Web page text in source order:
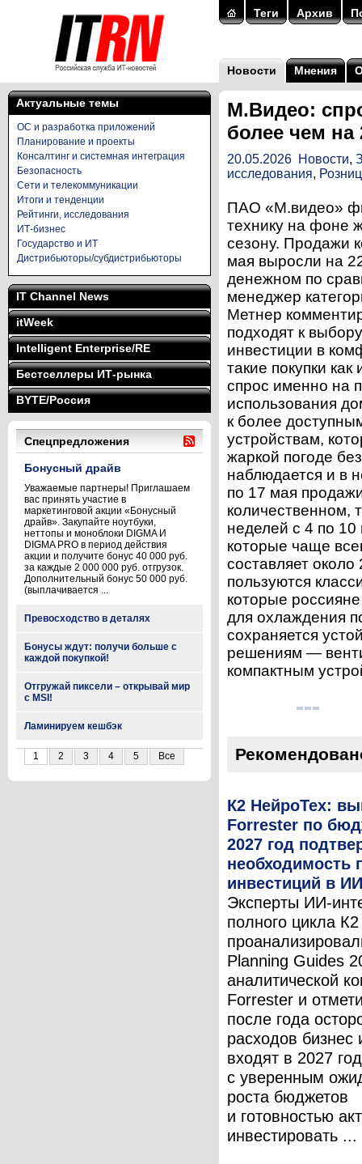
Теги Архив
Новости Мнения
Актуальные темы
ОС и разработка приложений
Планирование и проекты
Консалтинг и системная интеграция
Безопасность
Сети и телекоммуникации
Итоги и тенденции
Рейтинги, исследования
ИТ-бизнес
Государство и ИТ
Дистрибьюторы/субдистрибьюторы
IT Channel News
itWeek
Intelligent Enterprise/RE
Бестселлеры ИТ-рынка
BYTE/Россия
Спецпредложения
Бонусный драйв
Уважаемые партнеры! Приглашаем
вас принять участие в
маркетинговой акции «Бонусный
драйв». Закупайте ноутбуки,
неттопы и моноблоки DIGMA И
DIGMA PRO в период действия
акции и получите бонус 40 000 руб.
за каждые 2 000 000 руб. отгрузок.
Дополнительный бонус 50 000 руб.
(выплачивается ...
Превосходство в деталях
Бонусы ждут: получи больше с
каждой покупкой!
Отгружай пиксели – открывай мир
с MSI!
Ламинируем кешбэк
1 2 3 4 5 Все
М.Видео:
более чем на
20.05.2026 Новости,
исследования,
ПАО «М.видео»
технику на фоне
сезону. Продажи
мая выросли на
денежном по
менеджер
Метнер
подходят к
инвестиции в
такие покупки
спрос именно на
использования
к более
устройствам,
жаркой погоде
наблюдается и в
по 17 мая
количественном,
неделей с 4 по
которые чаще
составляет
пользуются
которые
для охлаждения
сохраняется
решениям —
компактным
К2 НейроТех:
Forrester по
2027 год
необходимость
инвестиций в ИИ
Эксперты ИИ-
полного цикла
Planning Guides
аналитической
Forrester и
после года
расходов
входят в 2027 год
с уверенным
роста бюджетов
и готовностью
инвестировать ...